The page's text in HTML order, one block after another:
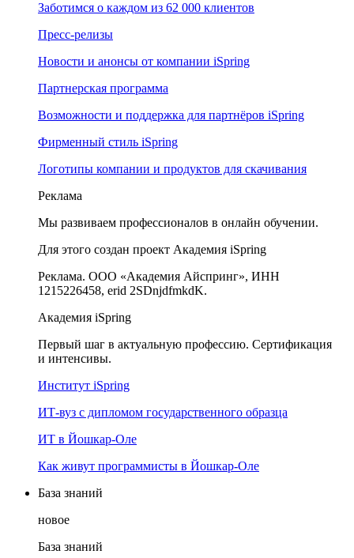
Заботимся о каждом из 62 000 клиентов
Пресс-релизы
Новости и анонсы от компании iSpring
Партнерская программа
Возможности и поддержка для партнёров iSpring
Фирменный стиль iSpring
Логотипы компании и продуктов для скачивания
Реклама
Мы развиваем профессионалов в онлайн обучении.
Для этого создан проект Академия iSpring
Реклама. ООО «Академия Айспринг», ИНН
1215226458, erid 2SDnjdfmkdK.
Академия iSpring
Первый шаг в актуальную профессию. Сертификация
и интенсивы.
Институт iSpring
ИТ-вуз с дипломом государственного образца
ИТ в Йошкар-Оле
Как живут программисты в Йошкар‑Оле
База знаний
новое
База знаний